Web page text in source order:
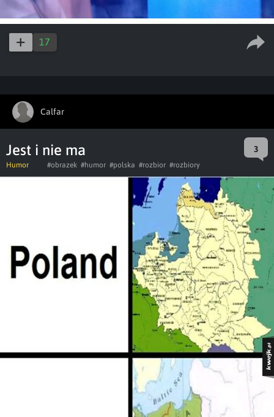
17
Calfar
Jest i nie ma 3
Humor #obrazek #humor #polska #rozbior #rozbiory